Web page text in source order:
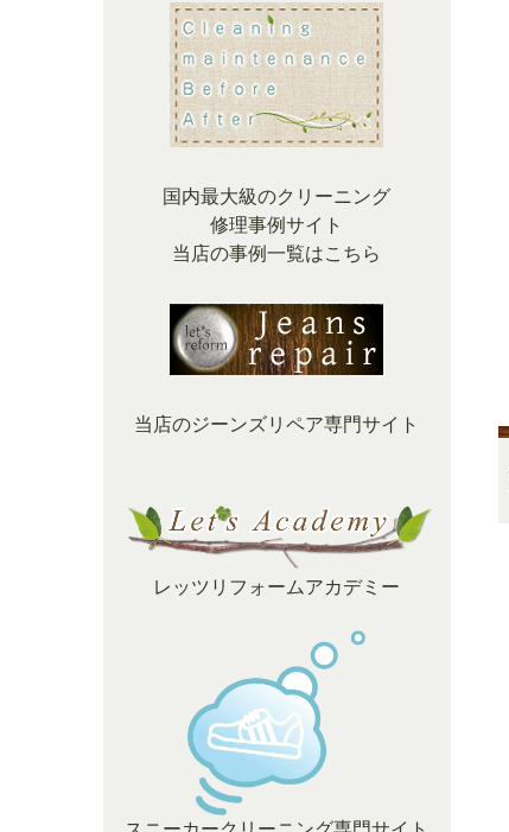
国内最大級のクリーニング
修理事例サイト
当店の事例一覧はこちら
当店のジーンズリペア専門サイト
レッツリフォームアカデミー